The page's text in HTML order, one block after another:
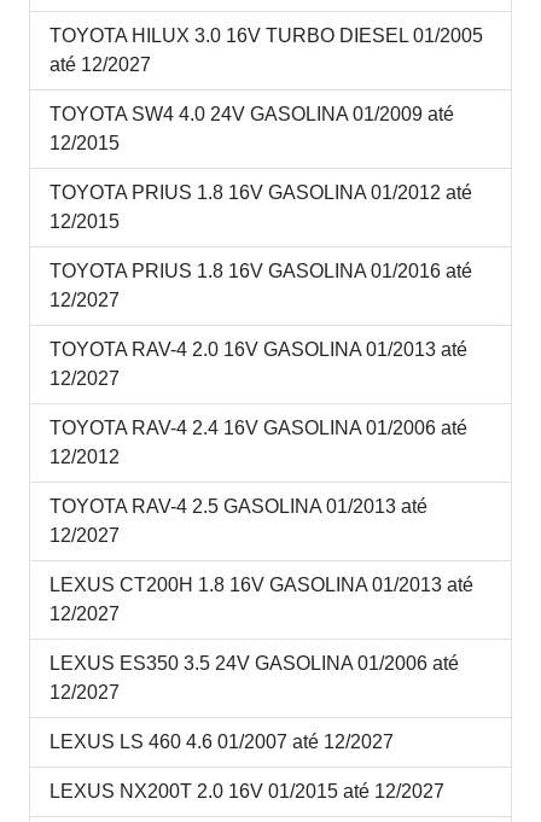
TOYOTA HILUX 3.0 16V TURBO DIESEL 01/2005
até 12/2027
TOYOTA SW4 4.0 24V GASOLINA 01/2009 até
12/2015
TOYOTA PRIUS 1.8 16V GASOLINA 01/2012 até
12/2015
TOYOTA PRIUS 1.8 16V GASOLINA 01/2016 até
12/2027
TOYOTA RAV-4 2.0 16V GASOLINA 01/2013 até
12/2027
TOYOTA RAV-4 2.4 16V GASOLINA 01/2006 até
12/2012
TOYOTA RAV-4 2.5 GASOLINA 01/2013 até
12/2027
LEXUS CT200H 1.8 16V GASOLINA 01/2013 até
12/2027
LEXUS ES350 3.5 24V GASOLINA 01/2006 até
12/2027
LEXUS LS 460 4.6 01/2007 até 12/2027
LEXUS NX200T 2.0 16V 01/2015 até 12/2027